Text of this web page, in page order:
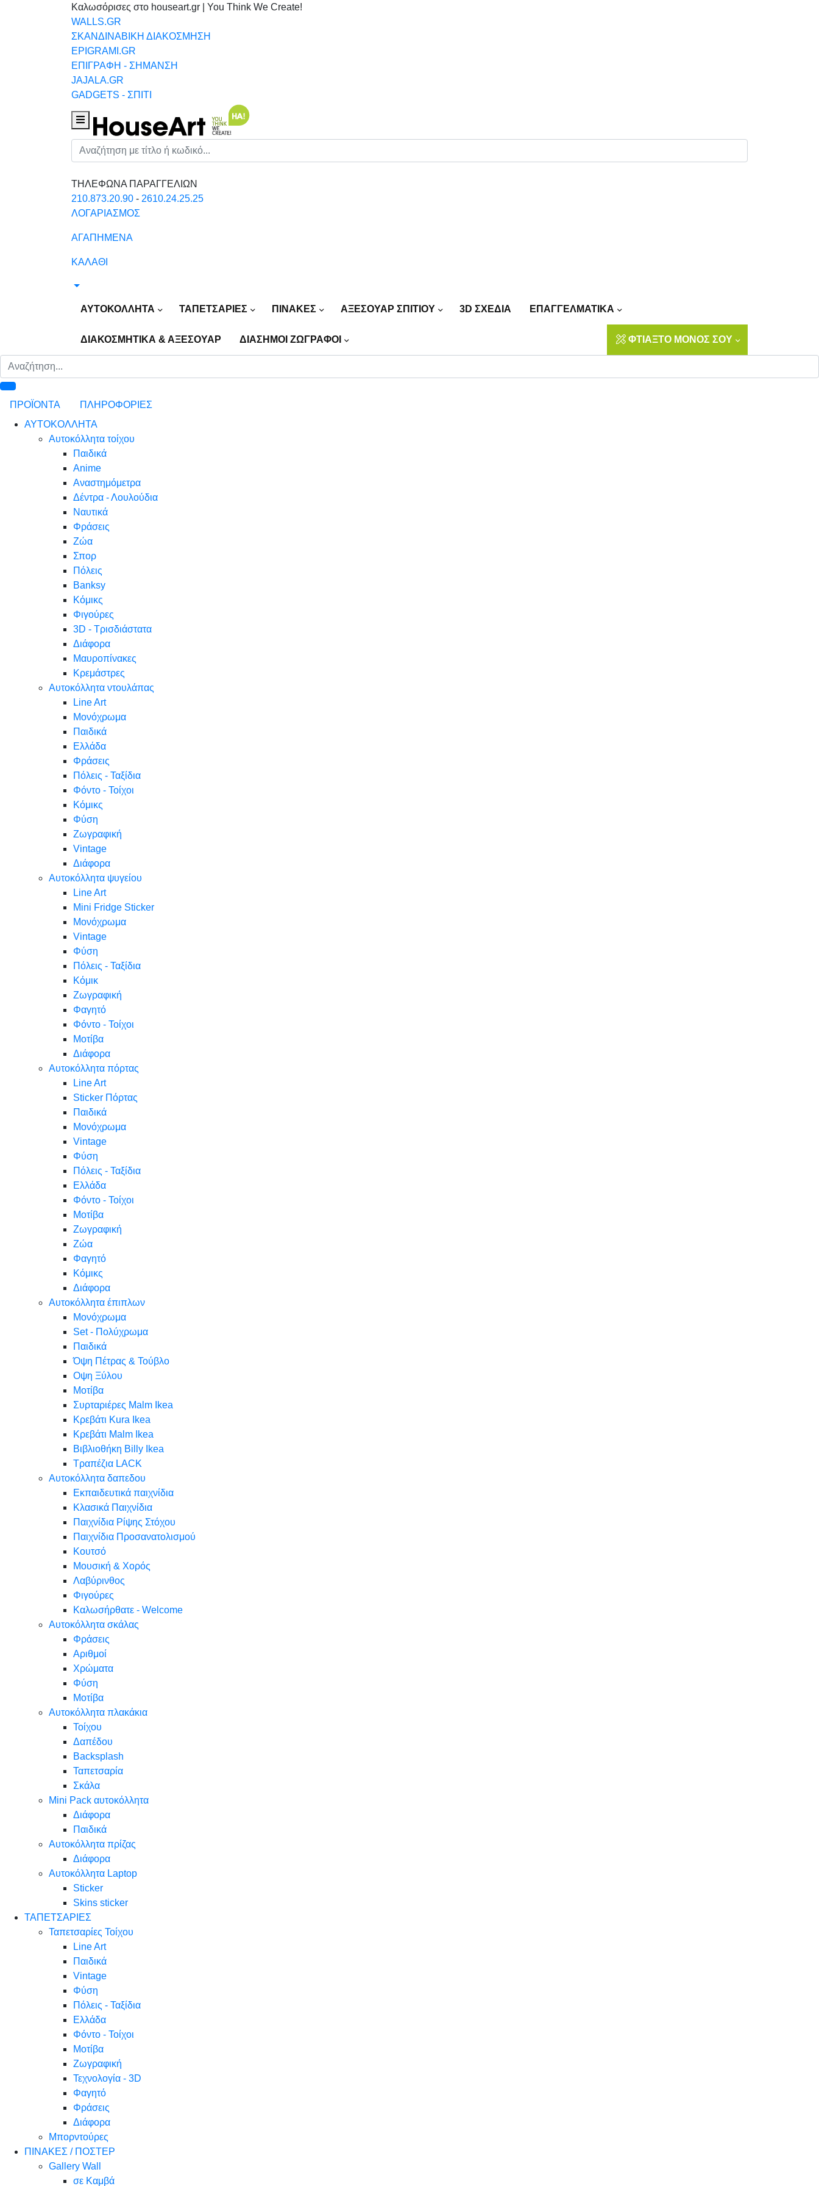
Καλωσόρισες στο houseart.gr | You Think We Create!
WALLS.GR
ΣΚΑΝΔΙΝΑΒΙΚΗ ΔΙΑΚΟΣΜΗΣΗ
EPIGRAMI.GR
ΕΠΙΓΡΑΦΗ - ΣΗΜΑΝΣΗ
JAJALA.GR
GADGETS - ΣΠΙΤΙ
Houseart Menu
Αναζήτηση
ΤΗΛΕΦΩΝΑ ΠΑΡΑΓΓΕΛΙΩΝ
210.873.20.90 - 2610.24.25.25
ΛΟΓΑΡΙΑΣΜΟΣ
ΑΓΑΠΗΜΕΝΑ
ΚΑΛΑΘΙ
ΑΥΤΟΚΟΛΛΗΤΑ ΤΑΠΕΤΣΑΡΙΕΣ ΠΙΝΑΚΕΣ ΑΞΕΣΟΥΑΡ ΣΠΙΤΙΟΥ 3D ΣΧΕΔΙΑ ΕΠΑΓΓΕΛΜΑΤΙΚΑ
ΔΙΑΚΟΣΜΗΤΙΚΑ & ΑΞΕΣΟΥΑΡ ΔΙΑΣΗΜΟΙ ΖΩΓΡΑΦΟΙ ΦΤΙΑΞΤΟ ΜΟΝΟΣ ΣΟΥ
ΠΡΟΪΟΝΤΑ
ΠΛΗΡΟΦΟΡΙΕΣ
ΑΥΤΟΚΟΛΛΗΤΑ
Αυτοκόλλητα τοίχου
Παιδικά
Anime
Αναστημόμετρα
Δέντρα - Λουλούδια
Ναυτικά
Φράσεις
Ζώα
Σπορ
Πόλεις
Banksy
Κόμικς
Φιγούρες
3D - Τρισδιάστατα
Διάφορα
Μαυροπίνακες
Κρεμάστρες
Αυτοκόλλητα ντουλάπας
Line Art
Μονόχρωμα
Παιδικά
Ελλάδα
Φράσεις
Πόλεις - Ταξίδια
Φόντο - Τοίχοι
Κόμικς
Φύση
Ζωγραφική
Vintage
Διάφορα
Αυτοκόλλητα ψυγείου
Line Art
Mini Fridge Sticker
Μονόχρωμα
Vintage
Φύση
Πόλεις - Ταξίδια
Κόμικ
Ζωγραφική
Φαγητό
Φόντο - Τοίχοι
Μοτίβα
Διάφορα
Αυτοκόλλητα πόρτας
Line Art
Sticker Πόρτας
Παιδικά
Μονόχρωμα
Vintage
Φύση
Πόλεις - Ταξίδια
Ελλάδα
Φόντο - Τοίχοι
Μοτίβα
Ζωγραφική
Ζώα
Φαγητό
Κόμικς
Διάφορα
Αυτοκόλλητα έπιπλων
Μονόχρωμα
Set - Πολύχρωμα
Παιδικά
Όψη Πέτρας & Τούβλο
Oψη Ξύλου
Μοτίβα
Συρταριέρες Malm Ikea
Κρεβάτι Kura Ikea
Κρεβάτι Malm Ikea
Βιβλιοθήκη Billy Ikea
Τραπέζια LACK
Αυτοκόλλητα δαπεδου
Εκπαιδευτικά παιχνίδια
Κλασικά Παιχνίδια
Παιχνίδια Ρίψης Στόχου
Παιχνίδια Προσανατολισμού
Κουτσό
Μουσική & Χορός
Λαβύρινθος
Φιγούρες
Καλωσήρθατε - Welcome
Αυτοκόλλητα σκάλας
Φράσεις
Αριθμοί
Χρώματα
Φύση
Μοτίβα
Αυτοκόλλητα πλακάκια
Τοίχου
Δαπέδου
Backsplash
Ταπετσαρία
Σκάλα
Mini Pack αυτοκόλλητα
Διάφορα
Παιδικά
Αυτοκόλλητα πρίζας
Διάφορα
Αυτοκόλλητα Laptop
Sticker
Skins sticker
ΤΑΠΕΤΣΑΡΙΕΣ
Ταπετσαρίες Τοίχου
Line Art
Παιδικά
Vintage
Φύση
Πόλεις - Ταξίδια
Ελλάδα
Φόντο - Τοίχοι
Μοτίβα
Ζωγραφική
Τεχνολογία - 3D
Φαγητό
Φράσεις
Διάφορα
Μπορντούρες
ΠΙΝΑΚΕΣ / ΠΟΣΤΕΡ
Gallery Wall
σε Καμβά